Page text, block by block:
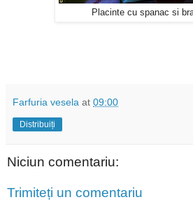
Placinte cu spanac si
Farfuria vesela at 09:00
Distribuiți
Niciun comentariu:
Trimiteți un comentariu